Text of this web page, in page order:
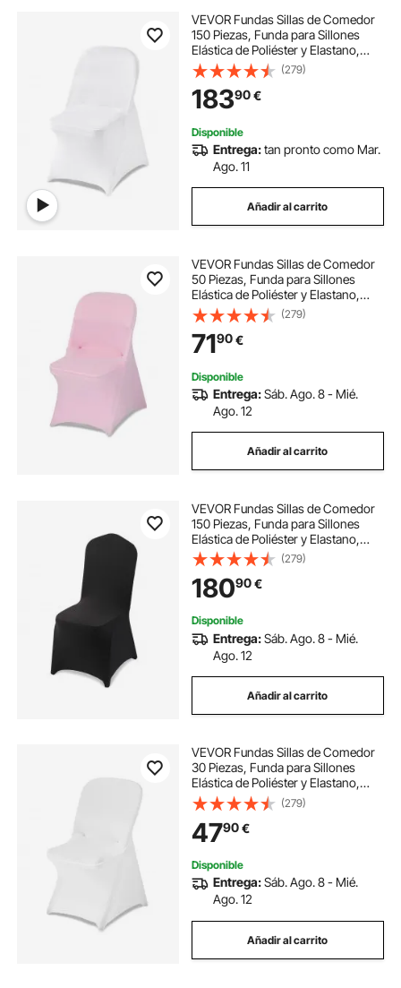
VEVOR Fundas Sillas de Comedor
150 Piezas, Funda para Sillones
Elástica de Poliéster y Elastano,
para Sillas de Hasta 45x46x77 cm,
Tela Suave y Transpirable, para
Boda, Fiestas, Banquetes, Blanco
(279)
18390€
Disponible
Entrega:tan pronto como Mar.
Ago. 11
Añadir al carrito
VEVOR Fundas Sillas de Comedor
50 Piezas, Funda para Sillones
Elástica de Poliéster y Elastano,
para Sillas de Hasta 45 x 46 x 77
cm, Tela Suave y Transpirable, para
Boda, Fiestas, Banquetes, Rosa
(279)
7190€
Disponible
Entrega:Sáb. Ago. 8 - Mié.
Ago. 12
Añadir al carrito
VEVOR Fundas Sillas de Comedor
150 Piezas, Funda para Sillones
Elástica de Poliéster y Elastano,
para Sillas de Hasta 51 x 45 x 95
cm, Tela Suave y Transpirable, para
Boda, Fiestas, Banquetes, Negro
(279)
18090€
Disponible
Entrega:Sáb. Ago. 8 - Mié.
Ago. 12
Añadir al carrito
VEVOR Fundas Sillas de Comedor
30 Piezas, Funda para Sillones
Elástica de Poliéster y Elastano,
para Sillas de Hasta 46 x 50 x 86
cm, Tela Suave y Transpirable, para
Boda, Fiestas, Banquetes, Blanco
(279)
4790€
Disponible
Entrega:Sáb. Ago. 8 - Mié.
Ago. 12
Añadir al carrito